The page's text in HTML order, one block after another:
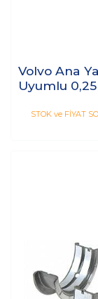
Volvo Ana
Uyumlu
STOK ve FİYAT